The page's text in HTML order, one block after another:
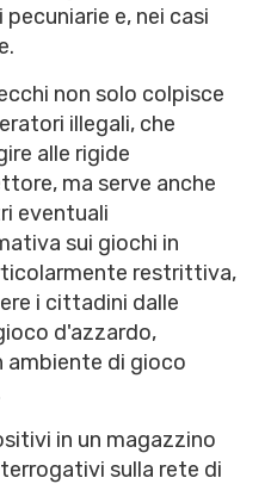
e, nei casi
non solo colpisce
illegali, che
alle rigide
ma serve anche
eventuali
sui giochi in
restrittiva,
i cittadini dalle
d'azzardo,
ambiente di gioco
in un magazzino
sulla rete di